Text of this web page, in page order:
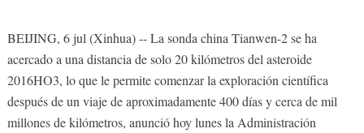
BEIJING, 6 jul (Xinhua) -- La sonda china Tianwen-2 se ha
acercado a una distancia de solo 20 kilómetros del asteroide
2016HO3, lo que le permite comenzar la exploración científica
después de un viaje de aproximadamente 400 días y cerca de mil
millones de kilómetros, anunció hoy lunes la Administración